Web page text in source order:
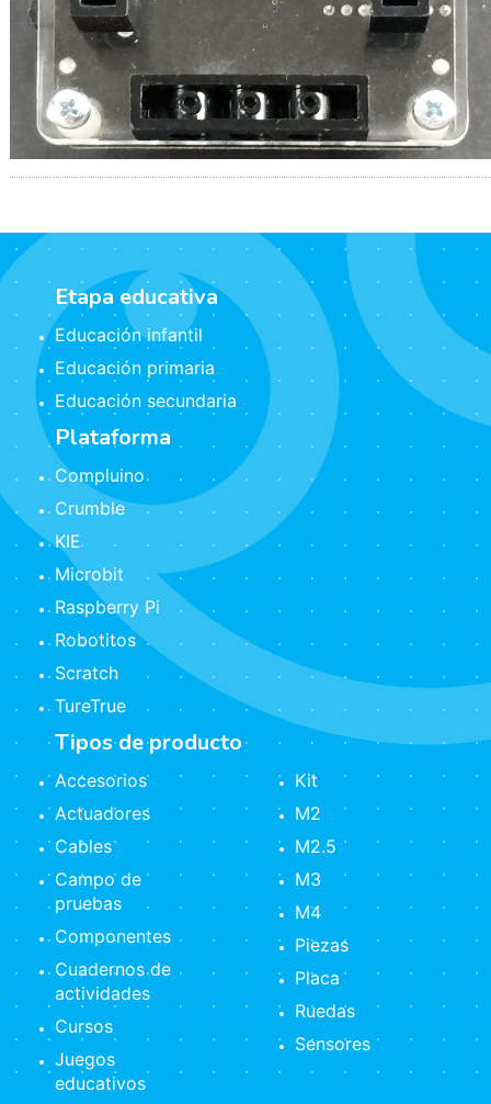
Etapa educativa
Educación infantil
Educación primaria
Educación secundaria
Plataforma
Compluino
Crumble
KIE
Microbit
Raspberry Pi
Robotitos
Scratch
TureTrue
Tipos de producto
Accesorios
Actuadores
Cables
Campo de
pruebas
Componentes
Cuadernos de
actividades
Cursos
Juegos
educativos
Kit
M2
M2.5
M3
M4
Piezas
Placa
Ruedas
Sensores